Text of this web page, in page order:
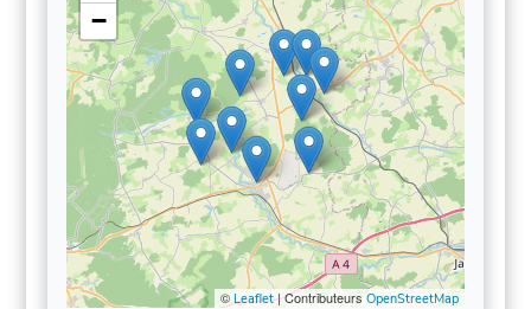
−
© Leaflet| Contributeurs OpenStreetMap